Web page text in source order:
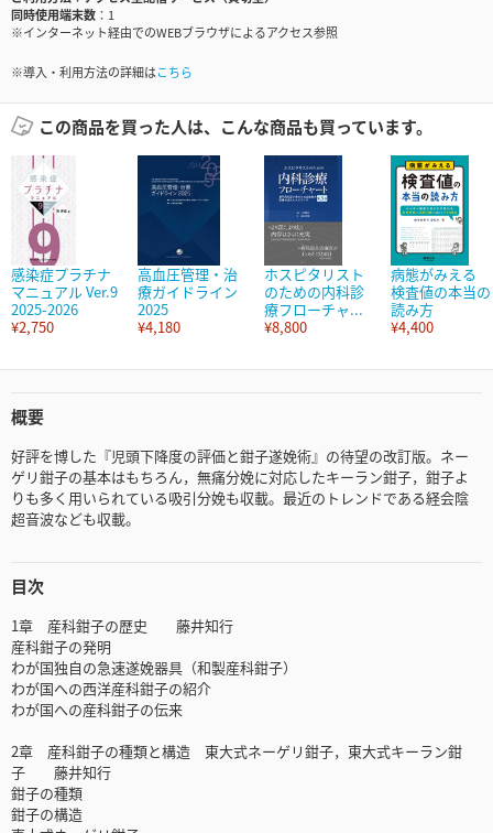
同時使用端末数
1
※インターネット経由でのWEBブラウザによるアクセス参照
※導入・利用方法の詳細はこちら
この商品を買った人は、こんな商品も買っています。
感染症プラチナ
マニュアル Ver.9
2025-2026
¥2,750
高血圧管理・治
療ガイドライン
2025
¥4,180
ホスピタリスト
のための内科診
療フローチャ...
¥8,800
病態がみえる
検査値の本当の
読み方
¥4,400
概要
好評を博した『児頭下降度の評価と鉗子遂娩術』の待望の改訂版。ネー
ゲリ鉗子の基本はもちろん，無痛分娩に対応したキーラン鉗子，鉗子よ
りも多く用いられている吸引分娩も収載。最近のトレンドである経会陰
超音波なども収載。
目次
1章 産科鉗子の歴史 藤井知行
産科鉗子の発明
わが国独自の急速遂娩器具（和製産科鉗子）
わが国への西洋産科鉗子の紹介
わが国への産科鉗子の伝来
2章 産科鉗子の種類と構造 東大式ネーゲリ鉗子，東大式キーラン鉗
子 藤井知行
鉗子の種類
鉗子の構造